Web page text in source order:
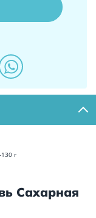
г
Сахарная